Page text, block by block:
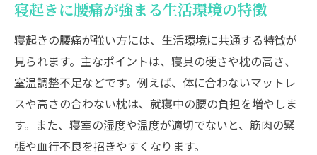
寝起きに腰痛が強まる生活環境の特徴
寝起きの腰痛が強い方には、生活環境に共通する特徴が
見られます。主なポイントは、寝具の硬さや枕の高さ、
室温調整不足などです。例えば、体に合わないマットレ
スや高さの合わない枕は、就寝中の腰の負担を増やしま
す。また、寝室の湿度や温度が適切でないと、筋肉の緊
張や血行不良を招きやすくなります。